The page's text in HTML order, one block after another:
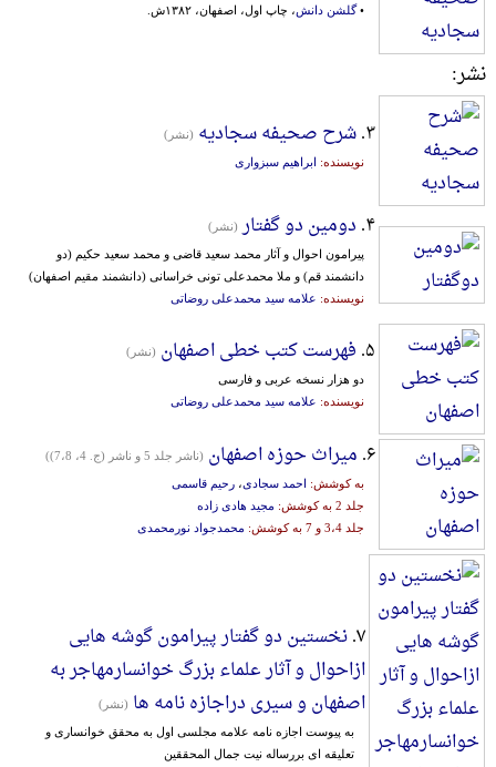
•گلشن دانش، چاپ اول، اصفهان، ۱۳۸۲ش.
نشر:
۳. شرح صحیفه سجادیه (نشر)
نویسنده: ابراهیم سبزواری
۴. دومین دو گفتار (نشر)
پیرامون احوال و آثار محمد سعید قاضی و محمد سعید حکیم (دو
دانشمند قم) و ملا محمدعلی تونی خراسانی (دانشمند مقیم اصفهان)
نویسنده: علامه سید محمدعلی روضاتی
۵. فهرست کتب خطی اصفهان (نشر)
دو هزار نسخه عربی و فارسی
نویسنده: علامه سید محمدعلی روضاتی
۶. میراث حوزه اصفهان (ناشر جلد 5 و ناشر (ج. 4، 7،8))
به کوشش: احمد سجادی، رحیم قاسمی
جلد 2 به کوشش:
مجید هادی زاده
جلد 3،4 و 7 به کوشش:
محمدجواد نورمحمدی
۷. نخستین دو گفتار پیرامون گوشه هایی
ازاحوال و آثار علماء بزرگ خوانسارمهاجر به
اصفهان و سیری دراجازه نامه ها (نشر)
به پیوست اجازه نامه علامه مجلسی اول به محقق خوانساری و
تعلیقه ای بررساله نیت جمال المحققین